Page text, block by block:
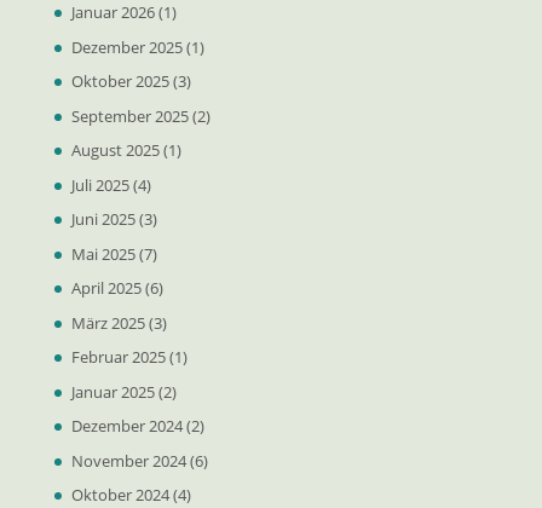
Januar 2026(1)
Dezember 2025(1)
Oktober 2025(3)
September 2025(2)
August 2025(1)
Juli 2025(4)
Juni 2025(3)
Mai 2025(7)
April 2025(6)
März 2025(3)
Februar 2025(1)
Januar 2025(2)
Dezember 2024(2)
November 2024(6)
Oktober 2024(4)